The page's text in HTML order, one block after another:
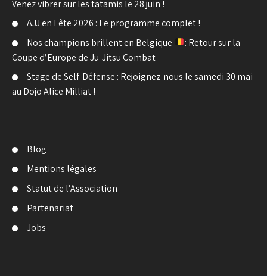
Venez vibrer sur les tatamis le 28 juin !
AJJ en Fête 2026 : Le programme complet !
Nos champions brillent en Belgique
: Retour sur la
Coupe d’Europe de Ju-Jitsu Combat
Stage de Self-Défense : Rejoignez-nous le samedi 30 mai
au Dojo Alice Milliat !
Blog
Mentions légales
Statut de l’Association
Partenariat
Jobs